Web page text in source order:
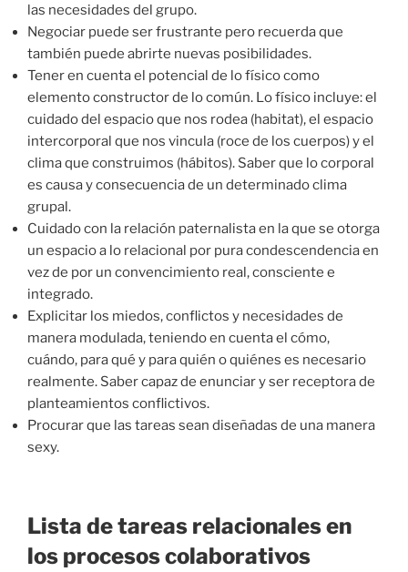
las necesidades del grupo.
Negociar puede ser frustrante pero recuerda que
también puede abrirte nuevas posibilidades.
Tener en cuenta el potencial de lo físico como
elemento constructor de lo común. Lo físico incluye: el
cuidado del espacio que nos rodea (habitat), el espacio
intercorporal que nos vincula (roce de los cuerpos) y el
clima que construimos (hábitos). Saber que lo corporal
es causa y consecuencia de un determinado clima
grupal.
Cuidado con la relación paternalista en la que se otorga
un espacio a lo relacional por pura condescendencia en
vez de por un convencimiento real, consciente e
integrado.
Explicitar los miedos, conflictos y necesidades de
manera modulada, teniendo en cuenta el cómo,
cuándo, para qué y para quién o quiénes es necesario
realmente. Saber capaz de enunciar y ser receptora de
planteamientos conflictivos.
Procurar que las tareas sean diseñadas de una manera
sexy.
Lista de tareas relacionales en
los procesos colaborativos